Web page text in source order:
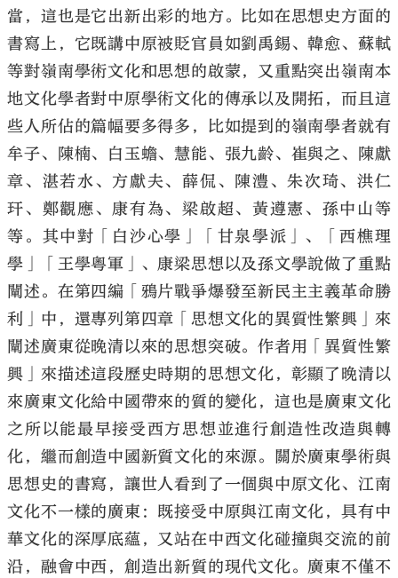
當，這也是它出新出彩的地方。比如在思想史方面的
書寫上，它既講中原被貶官員如劉禹錫、韓愈、蘇軾
等對嶺南學術文化和思想的啟蒙，又重點突出嶺南本
地文化學者對中原學術文化的傳承以及開拓，而且這
些人所佔的篇幅要多得多，比如提到的嶺南學者就有
牟子、陳楠、白玉蟾、慧能、張九齡、崔與之、陳獻
章、湛若水、方獻夫、薛侃、陳澧、朱次琦、洪仁
玕、鄭觀應、康有為、梁啟超、黃遵憲、孫中山等
等。其中對「白沙心學」「甘泉學派」、「西樵理
學」「王學粵軍」、康梁思想以及孫文學說做了重點
闡述。在第四編「鴉片戰爭爆發至新民主主義革命勝
利」中，還專列第四章「思想文化的異質性繁興」來
闡述廣東從晚清以來的思想突破。作者用「異質性繁
興」來描述這段歷史時期的思想文化，彰顯了晚清以
來廣東文化給中國帶來的質的變化，這也是廣東文化
之所以能最早接受西方思想並進行創造性改造與轉
化，繼而創造中國新質文化的來源。關於廣東學術與
思想史的書寫，讓世人看到了一個與中原文化、江南
文化不一樣的廣東：既接受中原與江南文化，具有中
華文化的深厚底蘊，又站在中西文化碰撞與交流的前
沿，融會中西，創造出新質的現代文化。廣東不僅不